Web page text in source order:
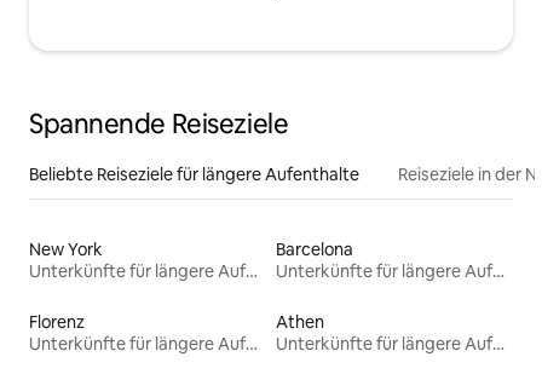
Spannende Reiseziele
Beliebte Reiseziele für längere Aufenthalte Reiseziele in der
New York
Unterkünfte für längere Aufenthalte
Barcelona
Unterkünfte für längere Aufenthalte
Florenz
Unterkünfte für längere Aufenthalte
Athen
Unterkünfte für längere Aufenthalte